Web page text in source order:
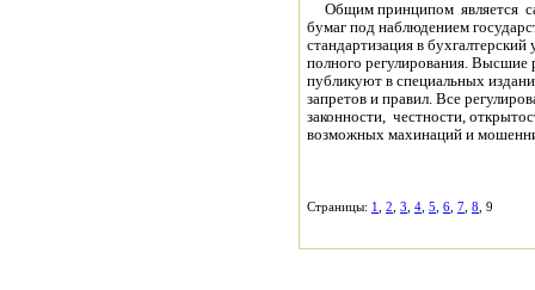
Общим принципом является
бумаг под наблюдением
стандартизация в
полного регулирования.
публикуют в специальных
запретов и правил. Все
законности, честности,
возможных махинаций и
Страницы: 1 2 3 4 5 6 7 8 , 9